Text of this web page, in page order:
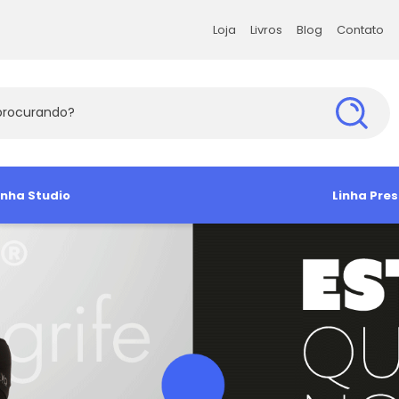
Loja Livros Blog Contato
Exatas e da Terra
Agrárias e Tecnologia
História e Geografia
Sociologia
Ciências
Arquitetura
Economia
Studio Linha
Camiseta